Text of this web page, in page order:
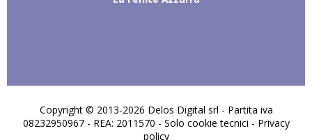
Copyright © 2013-2026 Delos Digital srl - Partita iva
08232950967 - REA: 2011570 - Solo cookie tecnici - Privacy
policy